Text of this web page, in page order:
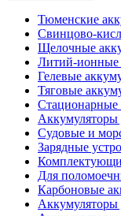
Тюменские
Свинцово-
Щелочные
Литий-ионные
Гелевые
Тяговые
Стационарные
Аккумуляторы
Судовые и
Зарядные
Для
Карбоновые
Аккумуляторы